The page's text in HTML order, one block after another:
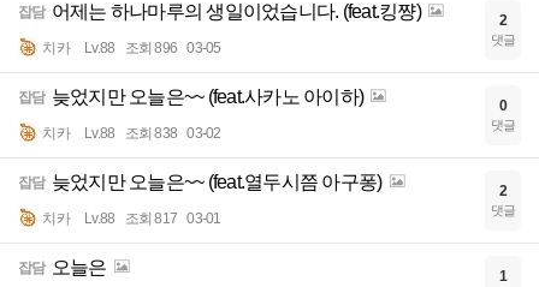
잡담 어제는 하나마루의 생일이었습니다. (feat.킹쨩)
치카 Lv.88 조회 896 03-05
2
댓글
잡담 늦었지만 오늘은~~ (feat.사카노 아이하)
치카 Lv.88 조회 838 03-02
0
댓글
잡담 늦었지만 오늘은~~ (feat.열두시쯤 아구퐁)
치카 Lv.88 조회 817 03-01
2
댓글
잡담 오늘은 1